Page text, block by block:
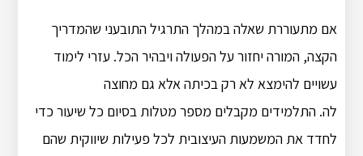
אם מתעוררת שאלה במהלך התרגיל התובעני שהמדריך
הקצה, המורה יחזור על הפעולה ויבהיר הכל. עזרי לימוד
עשויים להימצא לא רק בכיתה אלא גם מחוצה
לה. התלמידים מקבלים מספר מטלות בסיום כל שיעור כדי
לחדד את המשמעות העיצובית לכל פעילות שיווקית שהם